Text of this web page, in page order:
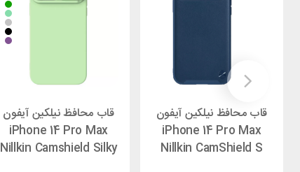
قاب محافظ نیلکین آیفون
iPhone 14 Pro Max
Nillkin CamShield S
قاب محافظ نیلکین آیفون
iPhone 14 Pro Max
Nillkin Camshield Silky